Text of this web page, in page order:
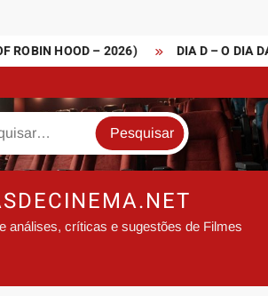
ROBIN HOOD – 2026) DIA D – O DIA
análises, críticas e sugestões de Filmes